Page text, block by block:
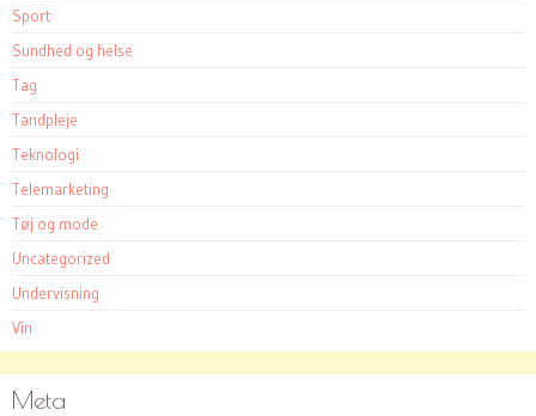
Sport
Sundhed og helse
Tag
Tandpleje
Teknologi
Telemarketing
Tøj og mode
Uncategorized
Undervisning
Vin
Meta